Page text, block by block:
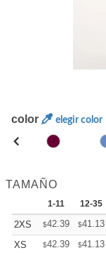
color elegir color
TAMAÑO
1-11 12-35
2XS $42.39 $41.13
XS
$42.39 $41.13